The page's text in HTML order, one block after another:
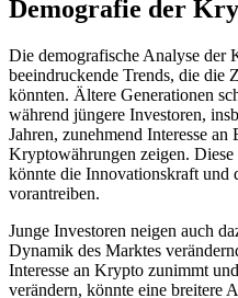
Demografie der
Die demografische Analyse der
beeindruckende Trends, die die
könnten. Ältere Generationen
während jüngere Investoren,
Jahren, zunehmend Interesse an
Kryptowährungen zeigen.
könnte die Innovationskraft
vorantreiben.
Junge Investoren neigen auch
Dynamik des Marktes
Interesse an Krypto zunimmt
verändern, könnte eine breitere